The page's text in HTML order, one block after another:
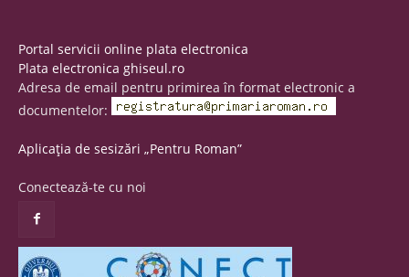
Portal servicii online plata electronica
Plata electronica ghiseul.ro
Adresa de email pentru primirea în format electronic a
documentelor:
Aplicația de sesizări „Pentru Roman”
Conectează-te cu noi